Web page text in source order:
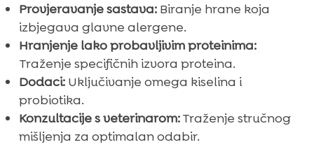
Provjeravanje sastava:Biranje hrane koja
izbjegava glavne alergene.
Hranjenje lako probavljivim proteinima:
Traženje specifičnih izvora proteina.
Dodaci:Uključivanje omega kiselina i
probiotika.
Konzultacije s veterinarom:Traženje stručnog
mišljenja za optimalan odabir.